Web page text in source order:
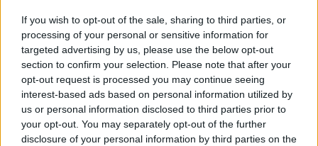
If you wish to opt-out of the sale, sharing to third parties, or
processing of your personal or sensitive information for
targeted advertising by us, please use the below opt-out
section to confirm your selection. Please note that after your
opt-out request is processed you may continue seeing
interest-based ads based on personal information utilized by
us or personal information disclosed to third parties prior to
your opt-out. You may separately opt-out of the further
disclosure of your personal information by third parties on the
Ansvarig i nuvarande förening ska
sedan ta kontakt med vårdnadshavaren för en
diskussion kring orsaker och
förutsättningar för fortsatt spel i föreningen.
4. Nuvarande förening ska inom 7 kalenderdagar
PREMIUMPARTNER
OFFICIELL PARTNER